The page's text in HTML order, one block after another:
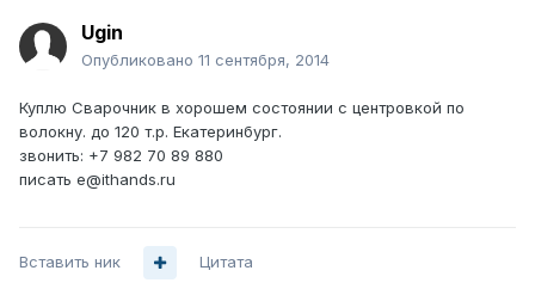
Ugin
Опубликовано 11 сентября, 2014
Куплю Сварочник в хорошем состоянии с центровкой по
волокну. до 120 т.р. Екатеринбург.
звонить: +7 982 70 89 880
писать e@ithands.ru
Вставить ник Цитата